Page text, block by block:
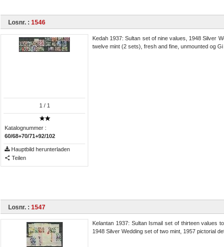
Losnr. : 1546
1 / 1
Katalognummer :
60/68+70/71+92/102
Hauptbild herunterladen
Teilen
Kedah 1937: Sultan set of nine values, 1948 Silver
twelve mint (2 sets), fresh and fine, unmounted og Gi
Losnr. : 1547
Kelantan 1937: Sultan Ismail set of thirteen values
1948 Silver Wedding set of two mint, 1957 pictorial